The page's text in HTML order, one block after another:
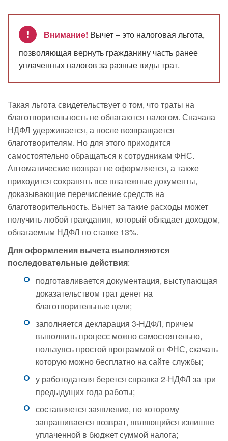
Внимание! Вычет – это налоговая льгота,
позволяющая вернуть гражданину часть ранее
уплаченных налогов за разные виды трат.
Такая льгота свидетельствует о том, что траты на
благотворительность не облагаются налогом. Сначала
НДФЛ удерживается, а после возвращается
благотворителям. Но для этого приходится
самостоятельно обращаться к сотрудникам ФНС.
Автоматические возврат не оформляется, а также
приходится сохранять все платежные документы,
доказывающие перечисление средств на
благотворительность. Вычет за такие расходы может
получить любой гражданин, который обладает доходом,
облагаемым НДФЛ по ставке 13%.
Для оформления вычета выполняются
последовательные действия:
подготавливается документация, выступающая
доказательством трат денег на
благотворительные цели;
заполняется декларация 3-НДФЛ, причем
выполнить процесс можно самостоятельно,
пользуясь простой программой от ФНС, скачать
которую можно бесплатно на сайте службы;
у работодателя берется справка 2-НДФЛ за три
предыдущих года работы;
составляется заявление, по которому
запрашивается возврат, являющийся излишне
уплаченной в бюджет суммой налога;